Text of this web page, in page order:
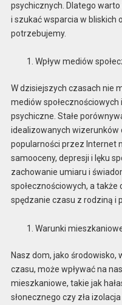
psychicznych. Dlatego
i szukać wsparcia w bliskich
potrzebujemy.
Wpływ mediów
W dzisiejszych czasach nie
mediów
psychiczne. Stałe
idealizowanych wizerunków
popularności przez Internet
samooceny, depresji i lęku
zachowanie umiaru i
społecznościowych, a także
spędzanie czasu z rodziną i
Warunki
Nasz dom, jako
czasu, może wpływać na
mieszkaniowe, takie jak
słonecznego czy zła